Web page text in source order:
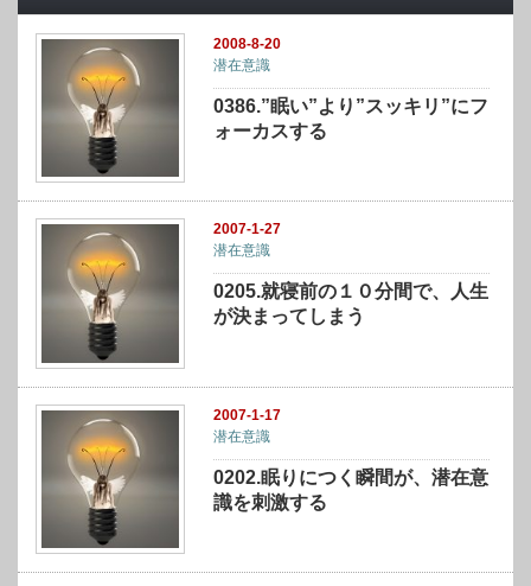
2008-8-20
潜在意識
0386.”眠い”より”スッキリ”にフ
ォーカスする
2007-1-27
潜在意識
0205.就寝前の１０分間で、人生
が決まってしまう
2007-1-17
潜在意識
0202.眠りにつく瞬間が、潜在意
識を刺激する